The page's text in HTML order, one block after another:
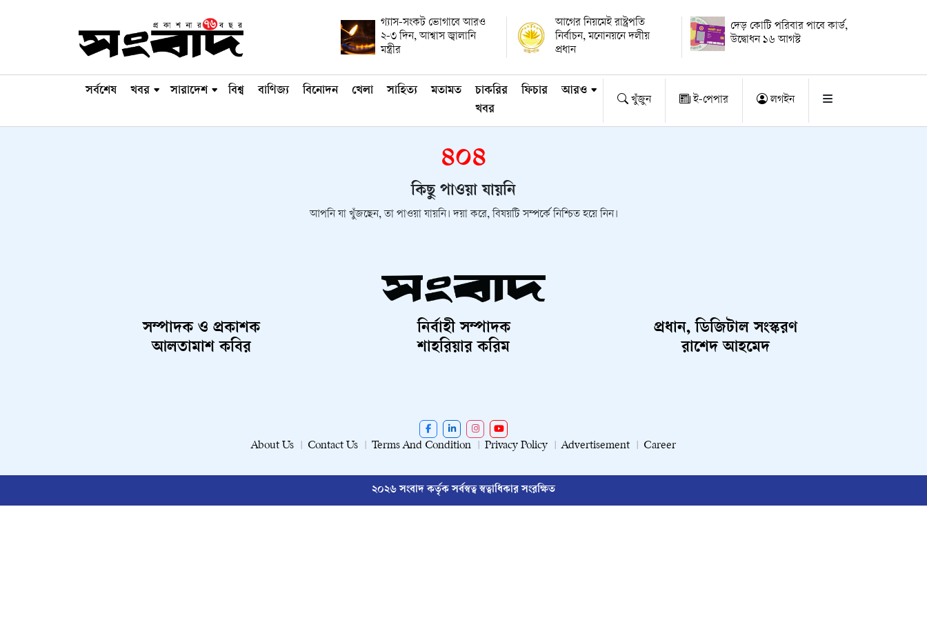
গ্যাস-সংকট ভোগাবে আরও
২-৩ দিন, আশ্বাস জ্বালানি
মন্ত্রীর
আগের নিয়মেই রাষ্ট্রপতি
নির্বাচন, মনোনয়নে দলীয়
প্রধান
দেড় কোটি পরিবার পাবে কার্ড,
উদ্বোধন ১৬ আগস্ট
সর্বশেষ খবর সারাদেশ বিশ্ব বাণিজ্য বিনোদন খেলা সাহিত্য মতামত
চাকরির
খবর
ফিচার আরও
খুঁজুন ই-পেপার লগইন
৪০৪
কিছু পাওয়া যায়নি
আপনি যা খুঁজছেন, তা পাওয়া যায়নি। দয়া করে, বিষয়টি সম্পর্কে নিশ্চিত হয়ে নিন।
সম্পাদক ও প্রকাশক
আলতামাশ কবির
নির্বাহী সম্পাদক
শাহরিয়ার করিম
প্রধান, ডিজিটাল সংস্করণ
রাশেদ আহমেদ
About Us Contact Us Terms And Condition Privacy Policy Advertisement Career
২০২৬ সংবাদ কর্তৃক সর্বস্বত্ব স্বত্বাধিকার সংরক্ষিত